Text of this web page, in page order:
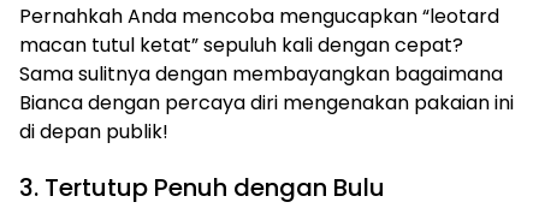
Pernahkah Anda mencoba mengucapkan “leotard
macan tutul ketat” sepuluh kali dengan cepat?
Sama sulitnya dengan membayangkan bagaimana
Bianca dengan percaya diri mengenakan pakaian ini
di depan publik!
3. Tertutup Penuh dengan Bulu